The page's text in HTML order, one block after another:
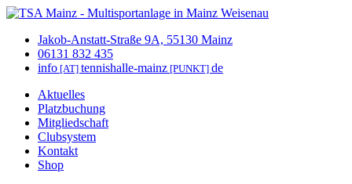
Jakob-Anstatt-Straße 9A, 55130 Mainz
06131 832 435
info [AT] tennishalle-mainz [PUNKT] de
Aktuelles
Platzbuchung
Mitgliedschaft
Clubsystem
Kontakt
Shop